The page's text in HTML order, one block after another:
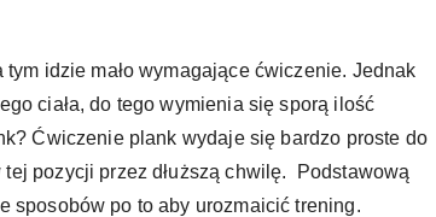
idzie mało wymagające ćwiczenie. Jednak
ciała, do tego wymienia się sporą ilość
Ćwiczenie plank wydaje się bardzo proste do
pozycji przez dłuższą chwilę. Podstawową
sposobów po to aby urozmaicić trening.